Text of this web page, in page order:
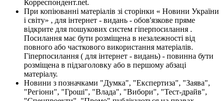
Корреспондент.net.
При копіюванні матеріалів зі сторінки « Новини України
і світу» , для інтернет - видань - обов'язкове пряме
відкрите для пошукових систем гіперпосилання .
Посилання має бути розміщена в незалежності від
повного або часткового використання матеріалів.
Гіперпосилання ( для інтернет - видань) - повинна бути
розміщена в підзаголовку або в першому абзаці
матеріалу.
Новини з позначками "Думка", "Експертиза", "Заява",
"Регіони", "Гроші", "Влада", "Вибори", "Тест-драйв",